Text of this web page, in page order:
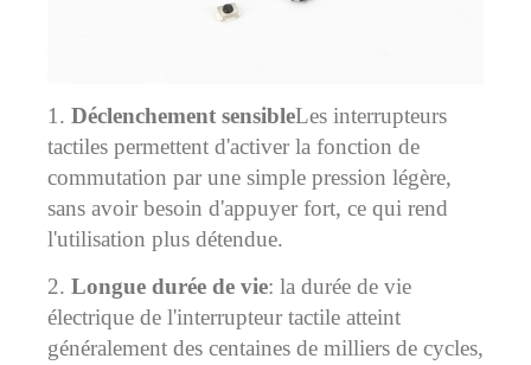
1. Déclenchement sensibleLes interrupteurs
tactiles permettent d'activer la fonction de
commutation par une simple pression légère,
sans avoir besoin d'appuyer fort, ce qui rend
l'utilisation plus détendue.
2. Longue durée de vie: la durée de vie
électrique de l'interrupteur tactile atteint
généralement des centaines de milliers de cycles,